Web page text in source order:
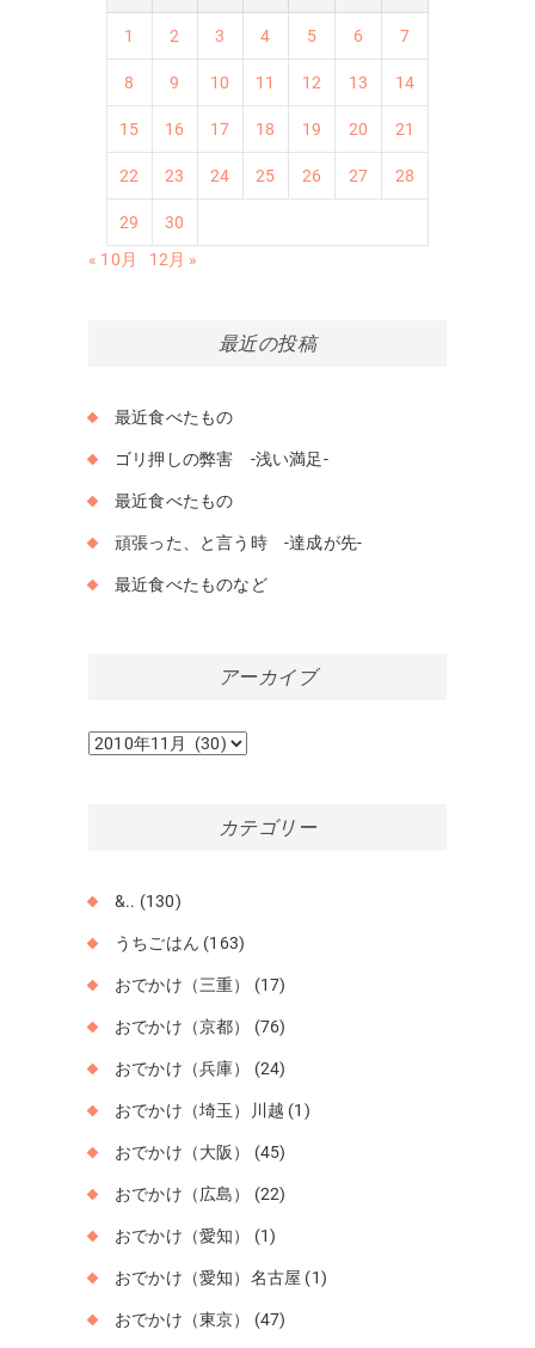
1 2 3 4 5 6 7
8 9 10 11 12 13 14
15 16 17 18 19 20 21
22 23 24 25 26 27 28
29
30
« 10月
12月 »
最近の投稿
最近食べたもの
ゴリ押しの弊害 -浅い満足-
最近食べたもの
頑張った、と言う時 -達成が先-
最近食べたものなど
アーカイブ
ア
カテゴリー
&.. (130)
うちごはん (163)
おでかけ（三重） (17)
おでかけ（京都） (76)
おでかけ（兵庫） (24)
おでかけ（埼玉）川越 (1)
おでかけ（大阪） (45)
おでかけ（広島） (22)
おでかけ（愛知） (1)
おでかけ（愛知）名古屋 (1)
おでかけ（東京） (47)